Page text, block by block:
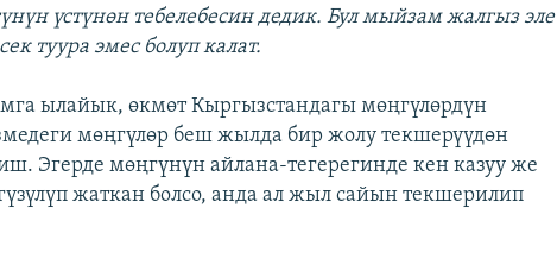
үстүнөн тебелебесин дедик. Бул мыйзам жалгыз эле
туура эмес болуп калат.
ылайык, өкмөт Кыргызстандагы мөңгүлөрдүн
мөңгүлөр беш жылда бир жолу текшерүүдөн
Эгерде мөңгүнүн айлана-тегерегинде кен казуу же
жаткан болсо, анда ал жыл сайын текшерилип